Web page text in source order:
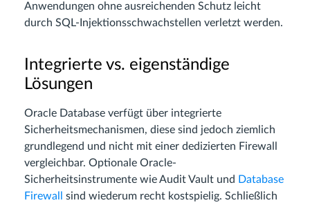
Anwendungen ohne ausreichenden Schutz leicht
durch SQL-Injektionsschwachstellen verletzt werden.
Integrierte vs. eigenständige
Lösungen
Oracle Database verfügt über integrierte
Sicherheitsmechanismen, diese sind jedoch ziemlich
grundlegend und nicht mit einer dedizierten Firewall
vergleichbar. Optionale Oracle-
Sicherheitsinstrumente wie Audit Vault und Database
Firewall
sind wiederum recht kostspielig. Schließlich